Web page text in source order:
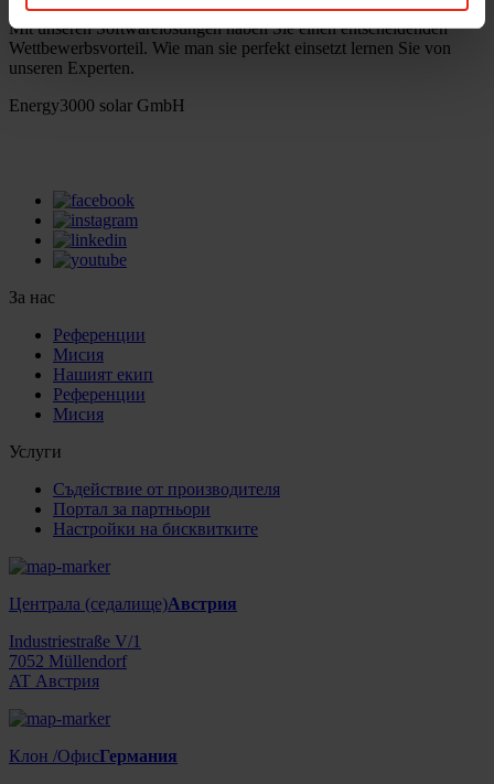
Mit unseren Softwarelösungen haben Sie einen entscheidenden
Wettbewerbsvorteil. Wie man sie perfekt einsetzt lernen Sie von
unseren Experten.
Energy3000 solar GmbH
За нас
Референции
Мисия
Нашият екип
Референции
Мисия
Услуги
Съдействие от производителя
Портал за партньори
Настройки на бисквитките
Централа (седалище)Австрия
Industriestraße V/1
7052 Müllendorf
AT Австрия
Клон /ОфисГермания